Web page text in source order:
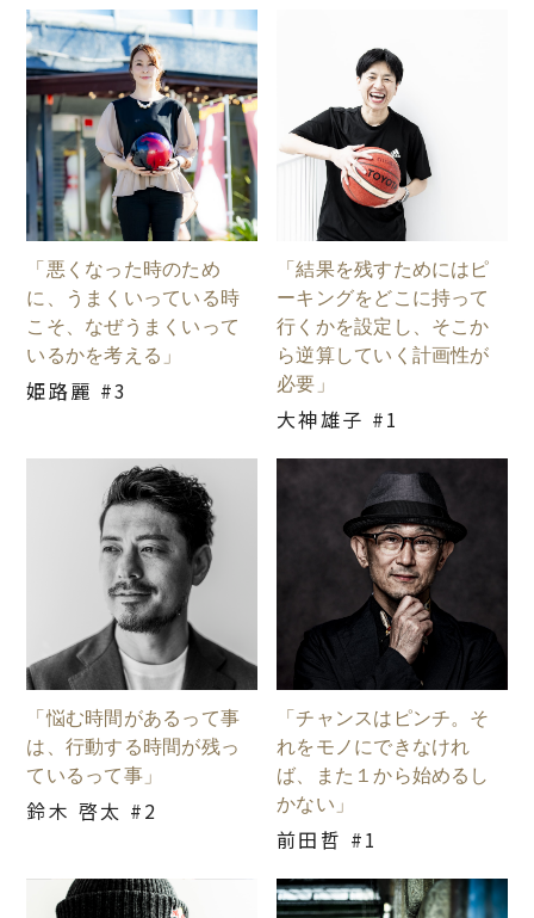
「悪くなった時のため
に、うまくいっている時
こそ、なぜうまくいって
いるかを考える」
姫路麗 #3
「結果を残すためにはピ
ーキングをどこに持って
行くかを設定し、そこか
ら逆算していく計画性が
必要」
大神雄子 #1
「悩む時間があるって事
は、行動する時間が残っ
ているって事」
鈴木 啓太 #2
「チャンスはピンチ。そ
れをモノにできなけれ
ば、また１から始めるし
かない」
前田哲 #1